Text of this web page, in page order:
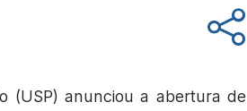
(USP) anunciou a abertura de